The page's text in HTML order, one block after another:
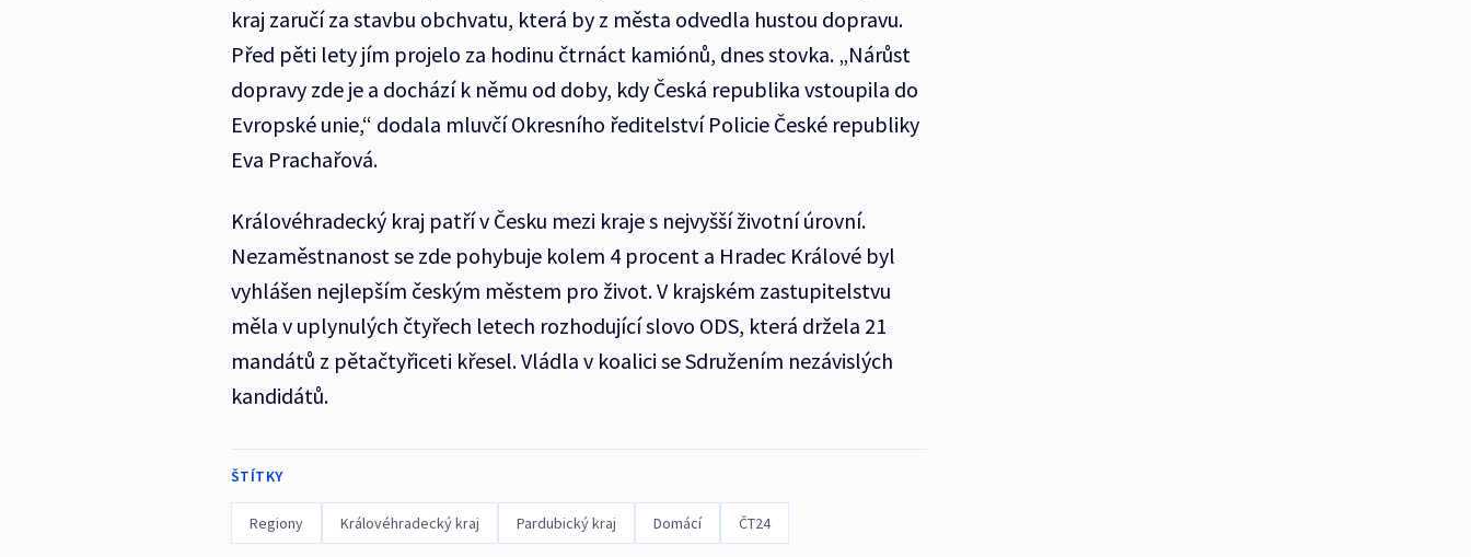
kraj zaručí za stavbu obchvatu, která by z města odvedla hustou dopravu.
Před pěti lety jím projelo za hodinu čtrnáct kamiónů, dnes stovka. „Nárůst
dopravy zde je a dochází k němu od doby, kdy Česká republika vstoupila do
Evropské unie,“ dodala mluvčí Okresního ředitelství Policie České republiky
Eva Prachařová.
Královéhradecký kraj patří v Česku mezi kraje s nejvyšší životní úrovní.
Nezaměstnanost se zde pohybuje kolem 4 procent a Hradec Králové byl
vyhlášen nejlepším českým městem pro život. V krajském zastupitelstvu
měla v uplynulých čtyřech letech rozhodující slovo ODS, která držela 21
mandátů z pětačtyřiceti křesel. Vládla v koalici se Sdružením nezávislých
kandidátů.
ŠTÍTKY
Regiony Královéhradecký kraj Pardubický kraj Domácí ČT24